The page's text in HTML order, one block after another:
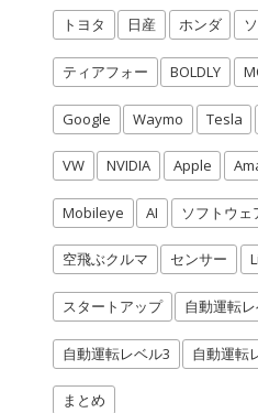
トヨタ 日産 ホンダ
ティアフォー BOLDLY
Google Waymo Tesla
VW NVIDIA Apple
Mobileye AI ソフトウェ
空飛ぶクルマ センサー
スタートアップ 自動運転
自動運転レベル3 自動運転
まとめ